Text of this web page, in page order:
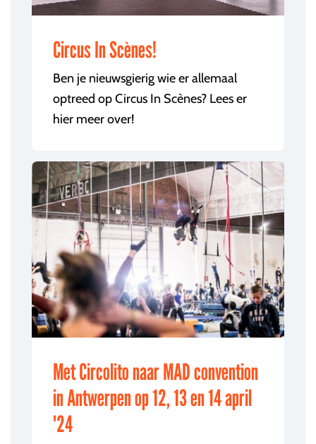
Circus In Scènes!
Ben je nieuwsgierig wie er allemaal
optreed op Circus In Scènes? Lees er
hier meer over!
Met Circolito naar MAD convention
in Antwerpen op 12, 13 en 14 april
'24